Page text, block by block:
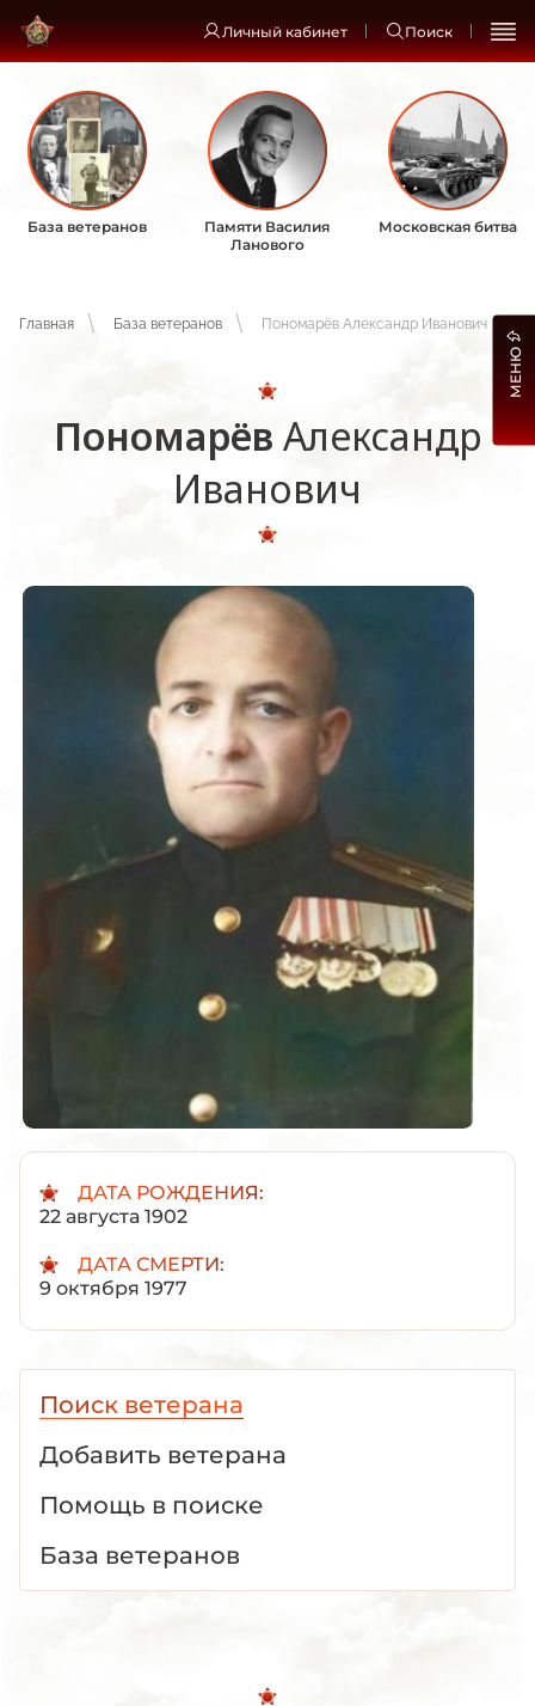
Личный кабинет Поиск
База ветеранов
Памяти Василия
Ланового
Московская битва
Главная База ветеранов Пономарёв Александр Иванович
Пономарёв Александр
Иванович
ДАТА РОЖДЕНИЯ:
22 августа 1902
ДАТА СМЕРТИ:
9 октября 1977
Поиск ветерана
Добавить ветерана
Помощь в поиске
База ветеранов
МЕНЮ